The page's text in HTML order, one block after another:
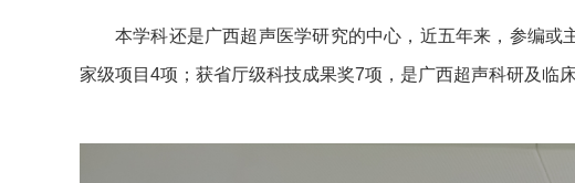
本学科还是广西超声医学研究的中心，近五年来，参编
家级项目4项；获省厅级科技成果奖7项，是广西超声科研及临